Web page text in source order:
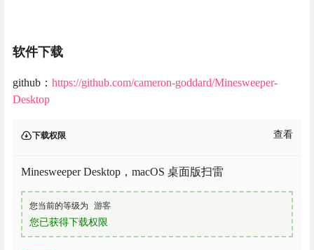
软件下载
github： https://github.com/cameron-goddard/Minesweeper-
Desktop
下载权限 查看
Minesweeper Desktop，macOS 桌面版扫雷
您当前的等级为 游客
您已获得下载权限